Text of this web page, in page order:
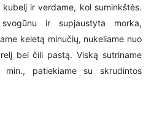
ir verdame, kol suminkštės.
ir supjaustyta morka,
keletą minučių, nukeliame nuo
bei čili pastą. Viską sutriname
min., patiekiame su skrudintos